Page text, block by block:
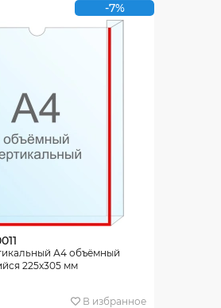
-7%
А4 объёмный
225х305 мм
В избранное